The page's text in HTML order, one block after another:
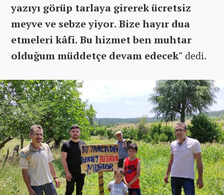
yazıyı görüp tarlaya girerek ücretsiz
meyve ve sebze yiyor. Bize hayır dua
etmeleri kâfi. Bu hizmet ben muhtar
olduğum müddetçe devam edecek" dedi.